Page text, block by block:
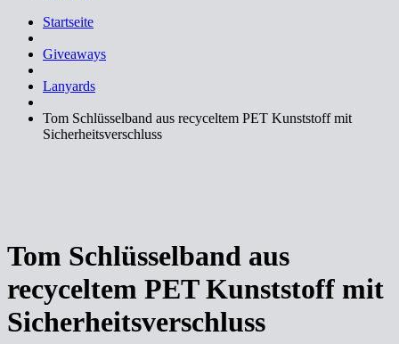
Startseite
Giveaways
Lanyards
Tom Schlüsselband aus recyceltem PET Kunststoff mit
Sicherheitsverschluss
Tom Schlüsselband aus
recyceltem PET Kunststoff mit
Sicherheitsverschluss